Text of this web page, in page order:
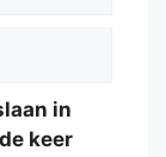
in
keer